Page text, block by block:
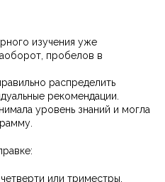
изучения уже
пробелов в
распределить
рекомендации.
уровень знаний и могла
или триместры.